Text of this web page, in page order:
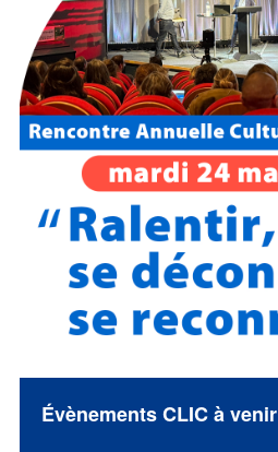
Évènements CLIC à venir